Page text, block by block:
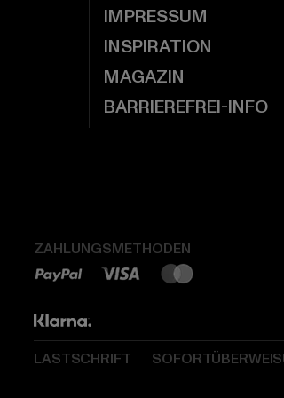
IMPRESSUM
INSPIRATION
MAGAZIN
BARRIEREFREI-INFO
ZAHLUNGSMETHODEN
LASTSCHRIFT